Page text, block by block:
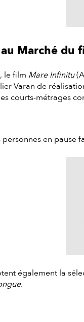
Marché du
le film Mare Infinitu
Varan de
courts-métrages
en pause
également la
.